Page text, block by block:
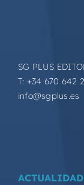
SG PLUS
T: +34 670 642
info@sgplus.es
ACTUALIDAD